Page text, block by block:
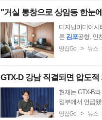
"거실 통창으로 상암동 한눈
디지털미디어시
론 김포공항, 인
땅집Go > 뉴스
GTX-D 강남 직결되면 압도
현재는 GTX-B와
정부에서 언급
땅집Go > 뉴스